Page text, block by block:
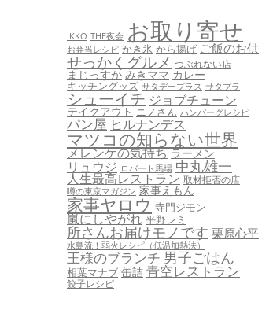
IKKO THE夜会 お取り寄せ
お弁当レシピ かき氷 から揚げ ご飯のお供
せっかくグルメ つぶれない店
まじっすか みきママ カレー
キッチングッズ サタデープラス サタプラ
シューイチ ジョブチューン
テイクアウト ニノさん ハンバーグレシピ
パン屋 ヒルナンデス
マツコの知らない世界
メレンゲの気持ち ラーメン
リュウジ ロバート馬場 中丸雄一
人生最高レストラン 取材拒否の店
噂の東京マガジン 家事えもん
家事ヤロウ 寺門ジモン
嵐にしやがれ 平野レミ
所さんお届けモノです 栗原心平
水島流！弱火レシピ（低温加熱法）
王様のブランチ 男子ごはん
相葉マナブ 缶詰 青空レストラン
餃子レシピ